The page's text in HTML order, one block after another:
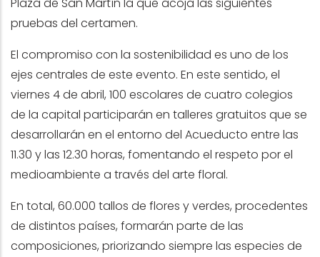
Plaza de San Martín la que acoja las siguientes
pruebas del certamen.
El compromiso con la sostenibilidad es uno de los
ejes centrales de este evento. En este sentido, el
viernes 4 de abril, 100 escolares de cuatro colegios
de la capital participarán en talleres gratuitos que se
desarrollarán en el entorno del Acueducto entre las
11.30 y las 12.30 horas, fomentando el respeto por el
medioambiente a través del arte floral.
En total, 60.000 tallos de flores y verdes, procedentes
de distintos países, formarán parte de las
composiciones, priorizando siempre las especies de